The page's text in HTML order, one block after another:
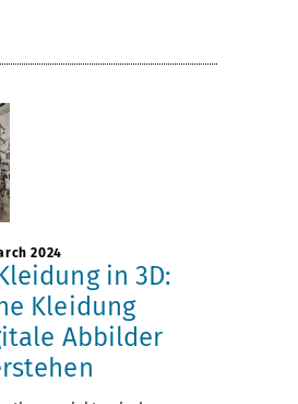
2024
in 3D:
Kleidung
Abbilder